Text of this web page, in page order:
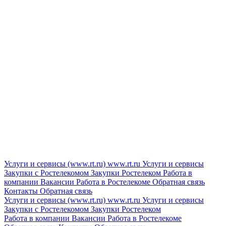
Услуги и сервисы (www.rt.ru) www.rt.ru Услуги и сервисы
Закупки с Ростелекомом Закупки Ростелеком Работа в
компании Вакансии Работа в Ростелекоме Обратная связь
Контакты Обратная связь
Услуги и сервисы (www.rt.ru) www.rt.ru Услуги и сервисы
Закупки с Ростелекомом Закупки Ростелеком
Работа в компании Вакансии Работа в Ростелекоме